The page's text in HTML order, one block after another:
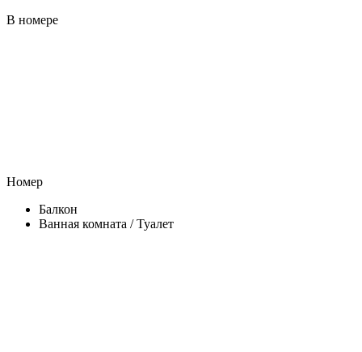
В номере
Номер
Балкон
Ванная комната / Туалет